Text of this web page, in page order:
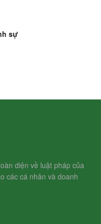
sự
diện về luật pháp của
các cá nhân và doanh